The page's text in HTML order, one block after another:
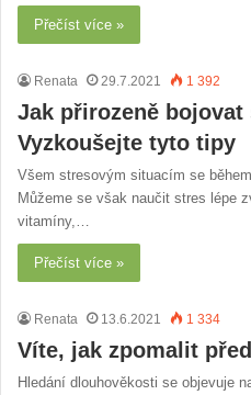
Přečíst více »
Renata 29.7.2021 1 392
Jak přirozeně bojovat
Vyzkoušejte tyto tipy
Všem stresovým situacím se
Můžeme se však naučit stres lépe
vitamíny,…
Přečíst více »
Renata 13.6.2021 1 334
Víte, jak zpomalit
Hledání dlouhověkosti se objevuje